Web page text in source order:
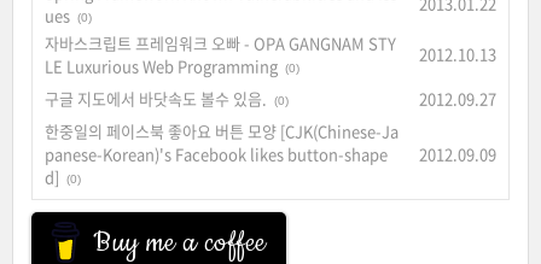
ues (0)
자바스크립트 프레임워크 오빠 - OPA GANGNAM STY
LE Luxurious Web Programming (0)
2012.10.13
구글 지도에서 바닷속도 볼수 있음.
(0)
2012.09.27
한중일의 페이스북 좋아요 버튼 모양 [CJK(Chinese-Ja
panese-Korean)'s Facebook likes button-shape
d]
(0)
2012.09.09
Buy me a coffee